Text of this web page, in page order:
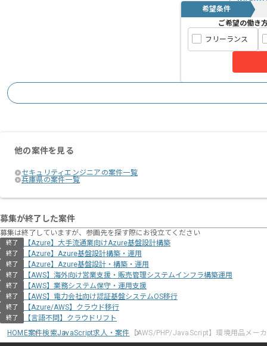
希望条件
ご希望の働き
フリーランス
他の案件を見る
セキュリティエンジニアの案件一覧
兵庫県の案件一覧
募集が終了した案件
募集は終了していますが、参画先を探す際にお役立てください
終了 【Azure】大手流通業向けAzure基盤設計構築
終了 【Azure】Azure基盤設計構築・運用
終了 【Azure】Azure基盤設計・構築・運用
終了 【AWS】海外向け営業支援・販売管理システムインフラ構築運用
終了 【AWS】業務システム保守・運用支援
終了 【AWS】電力会社向け認証基盤システムOS移行
終了 【Azure/AWS】クラウド移行
終了
【言語不問】クラウドリフト
HOME案件検索JavaScript求人・案件 【AWS/PHP/JavaScript】環境用品メー